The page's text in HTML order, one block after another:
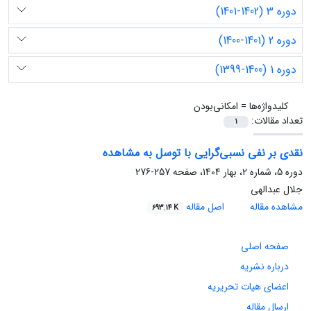
دوره 3 (1402-1401)
دوره 2 (1401-1400)
دوره 1 (1400-1399)
کلیدواژه‌ها = امکانی‌بودن
تعداد مقالات:
1
نقدی بر نفی نسبی‌گرایی با توسل به مشاهده
دوره 5، شماره 2، بهار 1404، صفحه
257-276
جلال عبدالهی
مشاهده مقاله
اصل مقاله 693.14 K
صفحه اصلی
درباره نشریه
اعضای هیات تحریریه
ارسال مقاله